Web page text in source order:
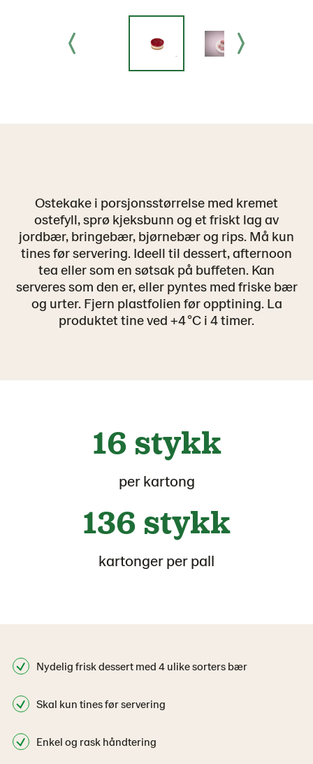
Ostekake i porsjonsstørrelse med kremet
ostefyll, sprø kjeksbunn og et friskt lag av
jordbær, bringebær, bjørnebær og rips. Må kun
tines før servering. Ideell til dessert, afternoon
tea eller som en søtsak på buffeten. Kan
serveres som den er, eller pyntes med friske bær
og urter. Fjern plastfolien før opptining. La
produktet tine ved +4 °C i 4 timer.
16 stykk
per kartong
136 stykk
kartonger per pall
Nydelig frisk dessert med 4 ulike sorters bær
Skal kun tines før servering
Enkel og rask håndtering